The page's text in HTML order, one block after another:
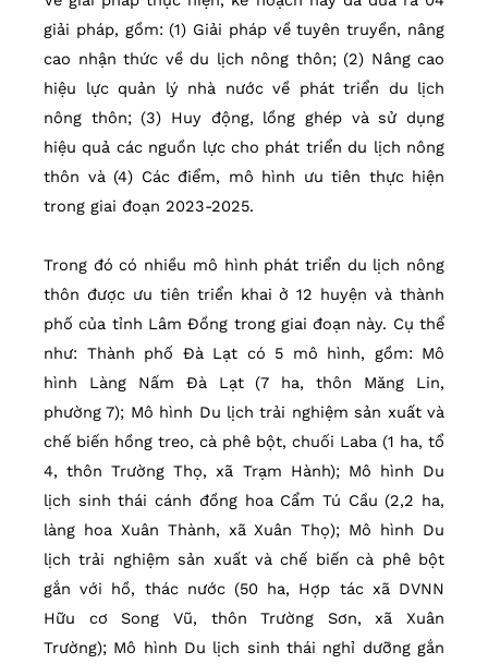
giải pháp, gồm: (1) Giải pháp về tuyên truyền, nâng
cao nhận thức về du lịch nông thôn; (2) Nâng cao
hiệu lực quản lý nhà nước về phát triển du lịch
nông thôn; (3) Huy động, lồng ghép và sử dụng
hiệu quả các nguồn lực cho phát triển du lịch nông
thôn và (4) Các điểm, mô hình ưu tiên thực hiện
trong giai đoạn 2023-2025.
Trong đó có nhiều mô hình phát triển du lịch nông
thôn được ưu tiên triển khai ở 12 huyện và thành
phố của tỉnh Lâm Đồng trong giai đoạn này. Cụ thể
như: Thành phố Đà Lạt có 5 mô hình, gồm: Mô
hình Làng Nấm Đà Lạt (7 ha, thôn Măng Lin,
phường 7); Mô hình Du lịch trải nghiệm sản xuất và
chế biến hồng treo, cà phê bột, chuối Laba (1 ha, tổ
4, thôn Trường Thọ, xã Trạm Hành); Mô hình Du
lịch sinh thái cánh đồng hoa Cẩm Tú Cầu (2,2 ha,
làng hoa Xuân Thành, xã Xuân Thọ); Mô hình Du
lịch trải nghiệm sản xuất và chế biến cà phê bột
gắn với hồ, thác nước (50 ha, Hợp tác xã DVNN
Hữu cơ Song Vũ, thôn Trường Sơn, xã Xuân
Trường); Mô hình Du lịch sinh thái nghỉ dưỡng gắn